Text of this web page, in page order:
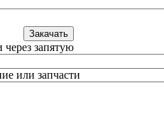
Закачать
запятую
или запчасти